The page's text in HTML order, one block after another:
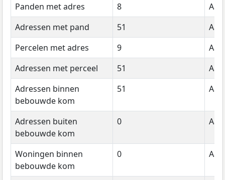
Panden met adres
8
Adressen met pand
51
Percelen met adres
9
Adressen met perceel
51
Adressen binnen
bebouwde kom
51
Adressen buiten
bebouwde kom
0
Woningen binnen
bebouwde kom
0